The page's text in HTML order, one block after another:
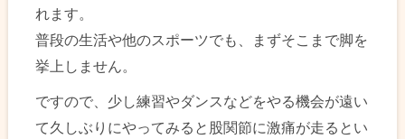
れます。
普段の生活や他のスポーツでも、まずそこまで脚を
挙上しません。
ですので、少し練習やダンスなどをやる機会が遠い
て久しぶりにやってみると股関節に激痛が走るとい